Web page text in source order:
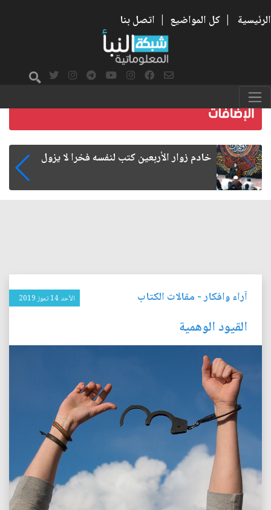
الرئيسية | كل المواضيع | اتصل بنا
خادم زوار الأربعين كتب لنفسه فخرا لا يزول
آراء وافكار- مقالات الكتاب الأحد 14 تموز 2019
القيود الوهمية